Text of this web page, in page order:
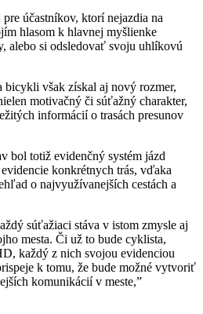
účastníkov, ktorí nejazdia na
hlasom k hlavnej myšlienke
alebo si odsledovať svoju uhlíkovú
však získal aj nový rozmer,
motivačný či súťažný charakter,
informácií o trasách presunov
bol totiž evidenčný systém jázd
konkrétnych trás, vďaka
o najvyužívanejších cestách a
súťažiaci stáva v istom zmysle aj
mesta. Či už to bude cyklista,
každý z nich svojou evidenciou
k tomu, že bude možné vytvoriť
komunikácií v meste,”